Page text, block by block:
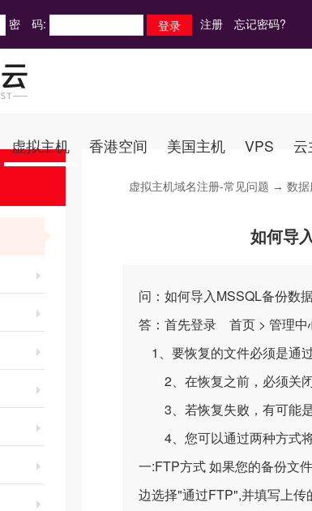
密 码: 注册 忘记密码?
虚拟主机 香港空间 美国主机 VPS
虚拟主机域名注册-常见问题 → 数据
如何导
问：如何导入MSSQL备份数
答：首先登录 首页 > 管理中
1、要恢复的文件必须是通
2、在恢复之前，必须关闭
3、若恢复失败，有可能是
4、您可以通过两种方式
一:FTP方式 如果您的备份文
边选择"通过FTP",并填写上